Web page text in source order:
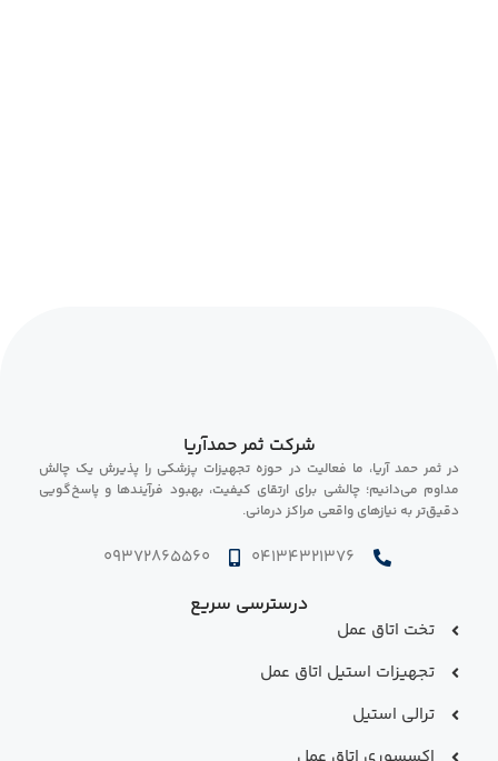
شرکت ثمر حمدآریا
در ثمر حمد آریا، ما فعالیت در حوزه تجهیزات پزشکی را پذیرش یک چالش
مداوم می‌دانیم؛ چالشی برای ارتقای کیفیت، بهبود فرآیندها و پاسخ‌گویی
دقیق‌تر به نیازهای واقعی مراکز درمانی.
04134321376
09372865560
درسترسی سریع
تخت اتاق عمل
تجهیزات استیل اتاق عمل
ترالی استیل